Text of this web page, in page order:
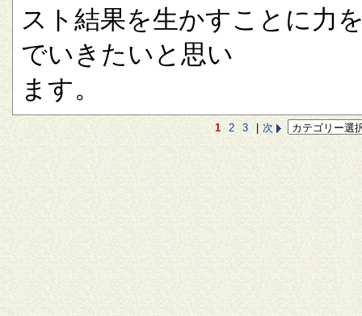
スト結果を生かすことに力
でいきたいと思い
ます。
1 2 3 次